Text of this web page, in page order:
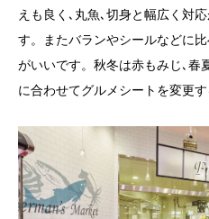
えも良く､丸魚､切身と幅広く対
す。またバランやシールなどに
がいいです。秋冬は赤もみじ､春
に合わせてグルメシートを変更す